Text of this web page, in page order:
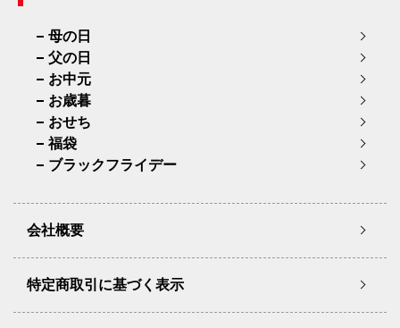
母の日
父の日
お中元
お歳暮
おせち
福袋
ブラックフライデー
会社概要
特定商取引に基づく表示